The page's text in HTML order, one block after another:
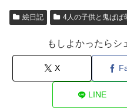
絵日記 4人の子供と鬼ばば
もしよかったらシ
X
LINE